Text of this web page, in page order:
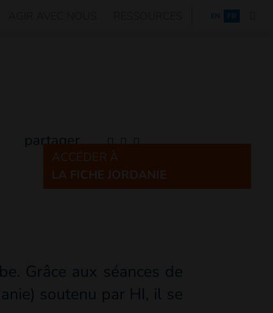
ENGLISH
EN FR
partager
ACCÉDER À
LA FICHE JORDANIE
Grâce aux séances de
soutenu par HI, il se